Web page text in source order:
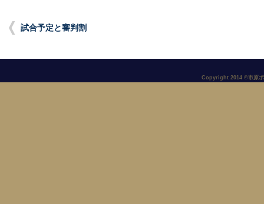
試合予定と審判割
Copyright 2014 ©市原